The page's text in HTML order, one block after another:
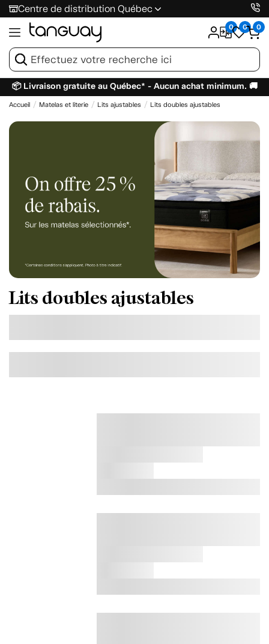
Centre de distribution Québec
0 0 0
📦 Livraison gratuite au Québec* - Aucun achat minimum. 🚚
Accueil Matelas et literie Lits ajustables Lits doubles ajustables
Lits doubles ajustables